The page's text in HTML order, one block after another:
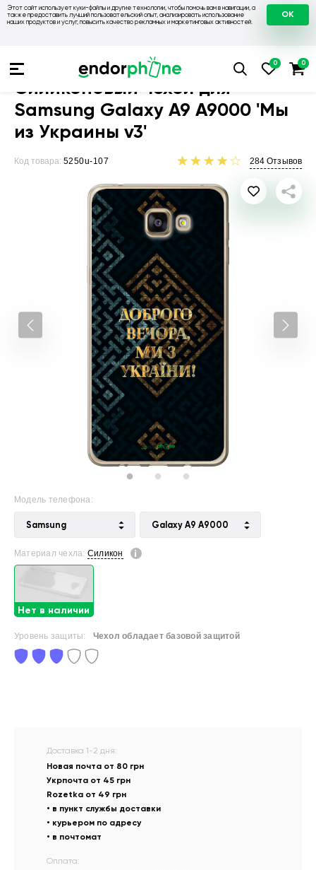
Этот сайт использует куки-файлы и другие технологии, чтобы помочь вам в навигации, а
также предоставить лучший пользовательский опыт, анализировать использование
наших продуктов и услуг, повысить качество рекламных и маркетинговых активностей.
OK
Чехлы на Samsung Чехол для
Силиконовый чехол для
Samsung Galaxy A9 A9000 'Мы
из Украины v3'
Код товара: 5250u-107 284 Отзывов
Модель телефона:
Samsung Galaxy A9 A9000
Материал чехла: Силикон
Нет в наличии
Уровень защиты: Чехол обладает базовой защитой
Доставка 1-2 дня:
Новая почта от 80 грн
Укрпочта от 45 грн
Rozetka от 49 грн
• в пункт службы доставки
• курьером по адресу
• в почтомат
Оплата: